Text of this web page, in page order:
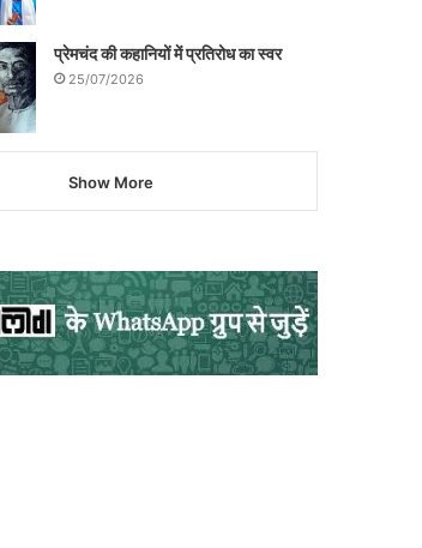
प्रेमचंद की कहानियों में प्रतिरोध का स्वर
25/07/2026
Show More